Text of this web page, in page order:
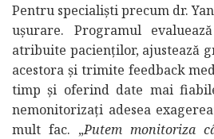
Pentru specialiști precum dr.
ușurare. Programul
atribuite pacienților, ajustează
acestora și trimite feedback
timp și oferind date mai
nemonitorizați adesea
mult fac. „Putem monitoriza